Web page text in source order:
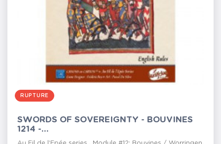
RUPTURE
SWORDS OF SOVEREIGNTY - BOUVINES
1214 -...